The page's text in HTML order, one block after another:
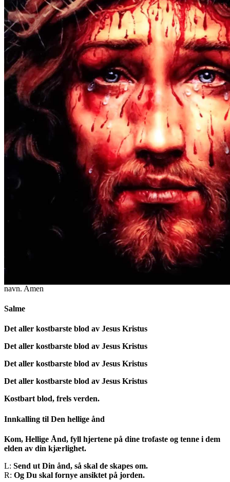
navn. Amen
Salme
Det aller kostbarste blod av Jesus Kristus
Det aller kostbarste blod av Jesus Kristus
Det aller kostbarste blod av Jesus Kristus
Det aller kostbarste blod av Jesus Kristus
Kostbart blod, frels verden.
Innkalling til Den hellige ånd
Kom, Hellige Ånd, fyll hjertene på dine trofaste og tenne i dem
elden av din kjærlighet.
L: Send ut Din ånd, så skal de skapes om.
R: Og Du skal fornye ansiktet på jorden.